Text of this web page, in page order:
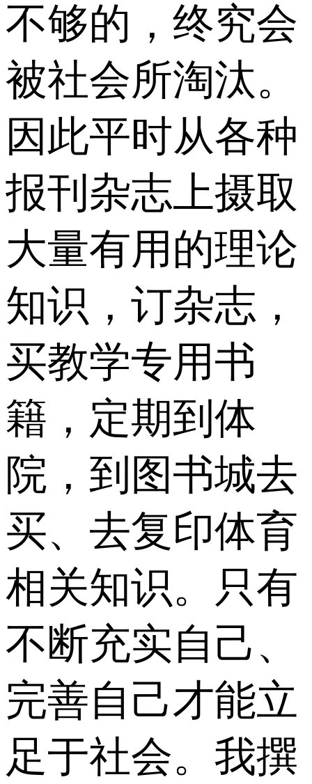
不够的，终究会
被社会所淘汰。
因此平时从各种
报刊杂志上摄取
大量有用的理论
知识，订杂志，
买教学专用书
籍，定期到体
院，到图书城去
买、去复印体育
相关知识。只有
不断充实自己、
完善自己才能立
足于社会。我撰